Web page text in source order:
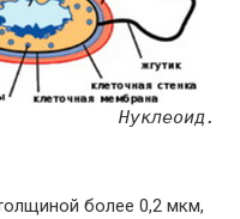
Нуклеоид.
более 0,2 мкм,